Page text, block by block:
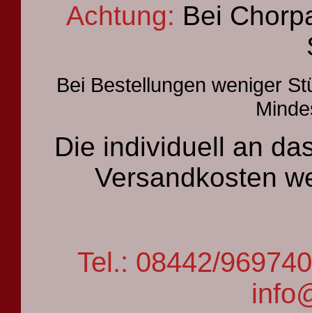
Achtung: Bei
Bei Bestellungen weniger
Die individuell an
Versandkosten
Tel.: 08442/